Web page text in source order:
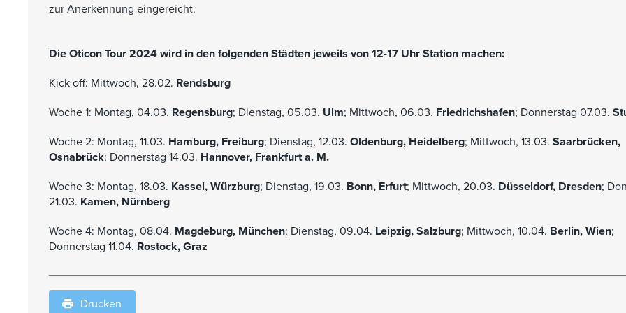
zur Anerkennung eingereicht.
Die Oticon Tour 2024 wird in den folgenden Städten jeweils von 12-17 Uhr Station machen:
Kick off: Mittwoch, 28.02. Rendsburg
Woche 1: Montag, 04.03. Regensburg; Dienstag, 05.03. Ulm; Mittwoch, 06.03. Friedrichshafen; Donnerstag 07.03.
Woche 2: Montag, 11.03. Hamburg, Freiburg; Dienstag, 12.03. Oldenburg, Heidelberg; Mittwoch, 13.03. Saarbrücken,
Osnabrück; Donnerstag 14.03. Hannover, Frankfurt a. M.
Woche 3: Montag, 18.03. Kassel, Würzburg; Dienstag, 19.03. Bonn, Erfurt; Mittwoch, 20.03. Düsseldorf, Dresden;
21.03. Kamen, Nürnberg
Woche 4: Montag, 08.04. Magdeburg, München; Dienstag, 09.04. Leipzig, Salzburg; Mittwoch, 10.04. Berlin, Wien;
Donnerstag 11.04. Rostock, Graz
Drucken